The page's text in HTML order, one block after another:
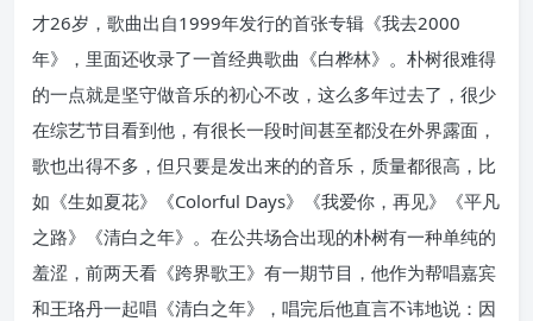
才26岁，歌曲出自1999年发行的首张专辑《我去2000
年》，里面还收录了一首经典歌曲《白桦林》。朴树很难得
的一点就是坚守做音乐的初心不改，这么多年过去了，很少
在综艺节目看到他，有很长一段时间甚至都没在外界露面，
歌也出得不多，但只要是发出来的的音乐，质量都很高，比
如《生如夏花》《Colorful Days》《我爱你，再见》《平凡
之路》《清白之年》。在公共场合出现的朴树有一种单纯的
羞涩，前两天看《跨界歌王》有一期节目，他作为帮唱嘉宾
和王珞丹一起唱《清白之年》，唱完后他直言不讳地说：因